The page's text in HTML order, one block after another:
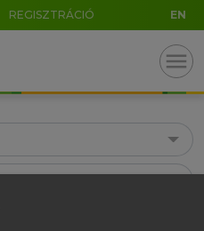
REGISZTRÁCIÓ EN
menu